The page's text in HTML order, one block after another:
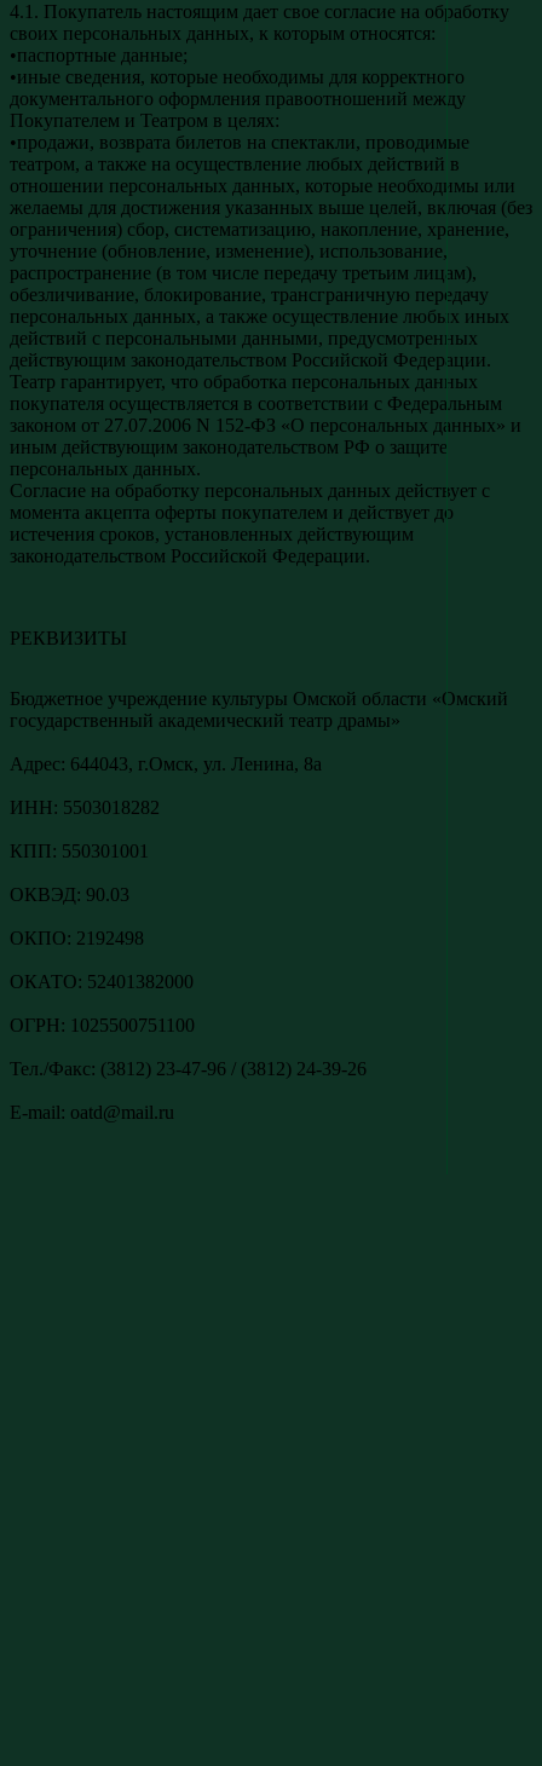
4.1. Покупатель настоящим дает свое согласие на обработку
своих персональных данных, к которым относятся:
•паспортные данные;
•иные сведения, которые необходимы для корректного
документального оформления правоотношений между
Покупателем и Театром в целях:
•продажи, возврата билетов на спектакли, проводимые
театром, а также на осуществление любых действий в
отношении персональных данных, которые необходимы или
желаемы для достижения указанных выше целей, включая (без
ограничения) сбор, систематизацию, накопление, хранение,
уточнение (обновление, изменение), использование,
распространение (в том числе передачу третьим лицам),
обезличивание, блокирование, трансграничную передачу
персональных данных, а также осуществление любых иных
действий с персональными данными, предусмотренных
действующим законодательством Российской Федерации.
Театр гарантирует, что обработка персональных данных
покупателя осуществляется в соответствии с Федеральным
законом от 27.07.2006 N 152-ФЗ «О персональных данных» и
иным действующим законодательством РФ о защите
персональных данных.
Согласие на обработку персональных данных действует с
момента акцепта оферты покупателем и действует до
истечения сроков, установленных действующим
законодательством Российской Федерации.
РЕКВИЗИТЫ
Бюджетное учреждение культуры Омской области «Омский
государственный академический театр драмы»
Адреc: 644043, г.Омск, ул. Ленина, 8а
ИНН: 5503018282
КПП: 550301001
ОКВЭД: 90.03
ОКПО: 2192498
ОКАТО: 52401382000
ОГРН: 1025500751100
Тел./Факс: (3812) 23-47-96 / (3812) 24-39-26
E-mail: oatd@mail.ru